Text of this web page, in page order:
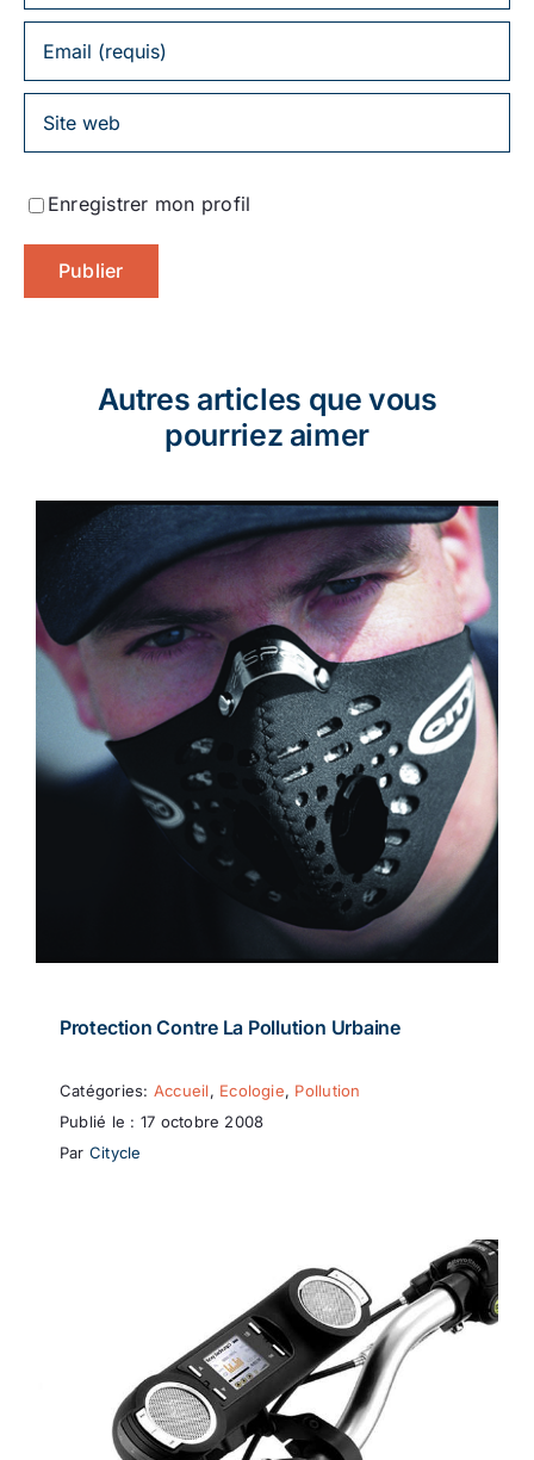
Enregistrer mon profil
Autres articles que vous
pourriez aimer
Protection Contre La Pollution Urbaine
Catégories: Accueil, Ecologie, Pollution
Publié le : 17 octobre 2008
Par Citycle